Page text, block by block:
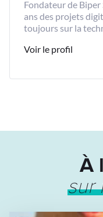
Fondateur de
ans des projets
toujours sur la
Voir le profil
À
sur